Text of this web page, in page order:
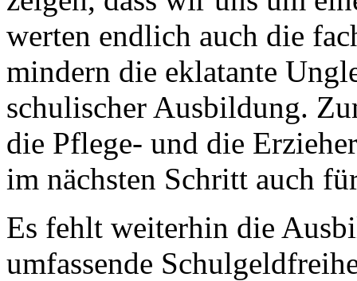
werten endlich auch die
mindern die eklatante
schulischer Ausbildung.
die Pflege- und die
im nächsten Schritt auch
Es fehlt weiterhin die
umfassende